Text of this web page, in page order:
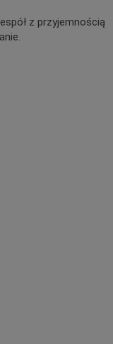
z przyjemnością